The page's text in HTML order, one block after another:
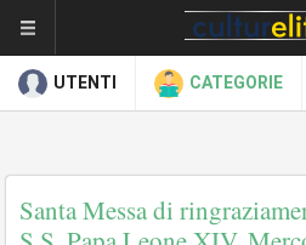
UTENTI CATEGORIE
Santa Messa di